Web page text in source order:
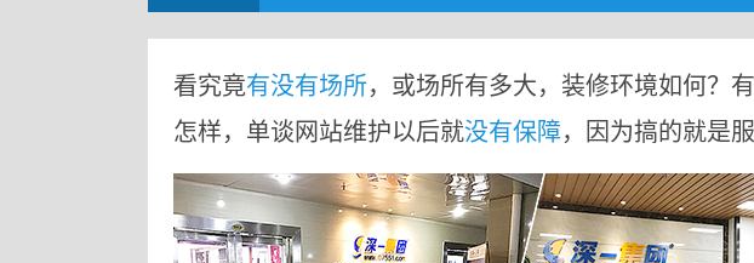
看究竟有没有场所，或场所有多大，装修环境如何？
怎样，单谈网站维护以后就没有保障，因为搞的就是服